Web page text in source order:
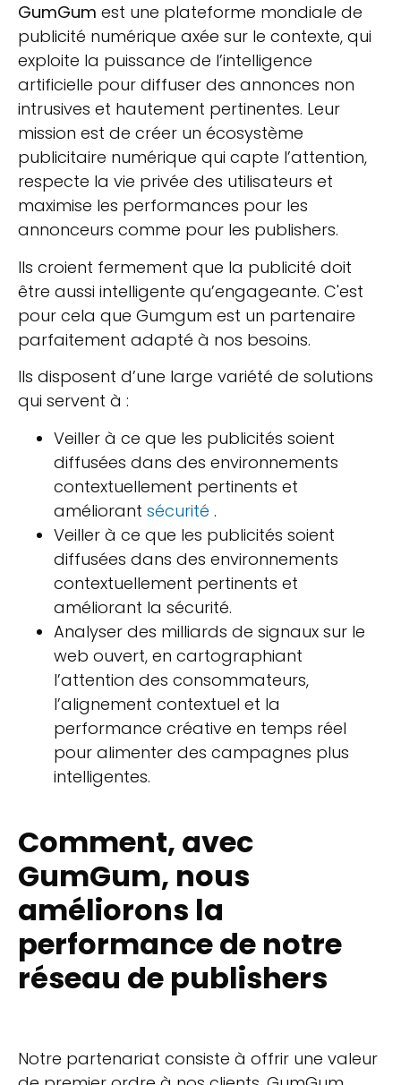
GumGum est une plateforme mondiale de
publicité numérique axée sur le contexte, qui
exploite la puissance de l’intelligence
artificielle pour diffuser des annonces non
intrusives et hautement pertinentes. Leur
mission est de créer un écosystème
publicitaire numérique qui capte l’attention,
respecte la vie privée des utilisateurs et
maximise les performances pour les
annonceurs comme pour les publishers.
Ils croient fermement que la publicité doit
être aussi intelligente qu’engageante. C'est
pour cela que Gumgum est un partenaire
parfaitement adapté à nos besoins.
Ils disposent d’une large variété de solutions
qui servent à :
Veiller à ce que les publicités soient
diffusées dans des environnements
contextuellement pertinents et
améliorant sécurité .
Veiller à ce que les publicités soient
diffusées dans des environnements
contextuellement pertinents et
améliorant la sécurité.
Analyser des milliards de signaux sur le
web ouvert, en cartographiant
l’attention des consommateurs,
l’alignement contextuel et la
performance créative en temps réel
pour alimenter des campagnes plus
intelligentes.
Comment, avec
GumGum, nous
améliorons la
performance de notre
réseau de publishers
Notre partenariat consiste à offrir une valeur